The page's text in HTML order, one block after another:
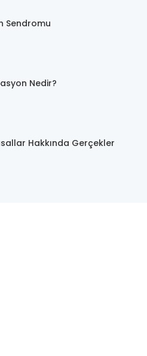
Sendromu
Nedir?
Hakkında Gerçekler